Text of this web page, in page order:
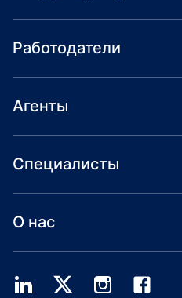
Работодатели
Агенты
Специалисты
О нас